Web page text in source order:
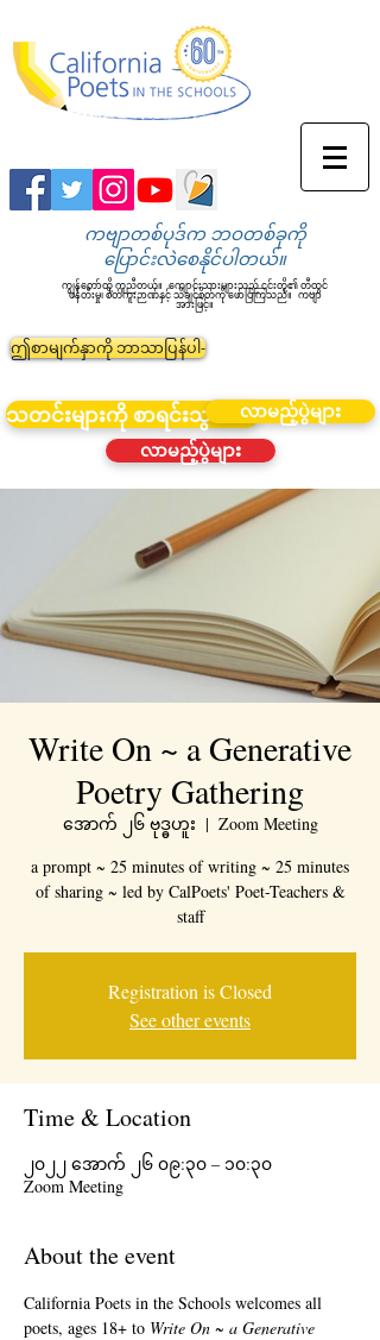
ကဗျာတစ်ပုဒ်က ဘဝတစ်ခုကို
ပြောင်းလဲစေနိုင်ပါတယ်။
ကျွန်တော်တို့ ကူညီတယ်။ ကျောင်းသားများသည် ၎င်းတို့၏ တီထွင်
ဖန်တီးမှု၊ စိတ်ကူးဉာဏ်နှင့် သိချင်စိတ်ကို ဖော်ပြကြသည်။ ကဗျာ
အားဖြင့်။
ဤစာမျက်နှာကို ဘာသာပြန်ပါ-
သတင်းများကို စာရင်းသွင်းပါ။လာမည့်ပွဲများ
လာမည့်ပွဲများ
Write On ~ a Generative
Poetry Gathering
အောက် ၂၆ ဗုဒ္ဓဟူး
  |
Zoom Meeting
a prompt ~ 25 minutes of writing ~ 25 minutes
of sharing ~ led by CalPoets' Poet-Teachers &
staff
Registration is Closed
See other events
Time & Location
၂၀၂၂ အောက် ၂၆ ၀၉:၃၀ – ၁၀:၃၀
Zoom Meeting
About the event
California Poets in the Schools welcomes all
poets, ages 18+ to Write On ~ a Generative